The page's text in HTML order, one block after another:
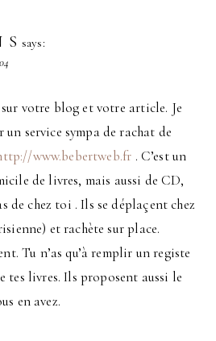
S says:
votre blog et votre article. Je
service sympa de rachat de
www.bebertweb.fr . C’est un
de livres, mais aussi de CD,
de chez toi . Ils se déplaçent chez
et rachète sur place.
Tu n’as qu’à remplir un registe
tes livres. Ils proposent aussi le
en avez.